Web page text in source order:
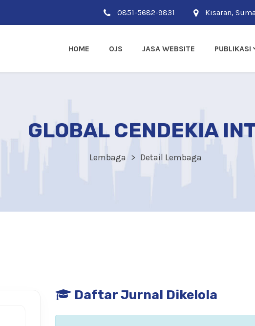
0851-5682-9831 Kisaran,
HOME OJS JASA WEBSITE PUBLIKASI
GLOBAL CENDEKIA
Lembaga Detail Lembaga
Daftar Jurnal Dikelola